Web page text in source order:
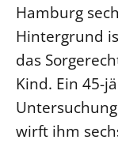
Hamburg
Hintergrund
das
Kind. Ein 45-
wirft ihm
NKVK
Recht